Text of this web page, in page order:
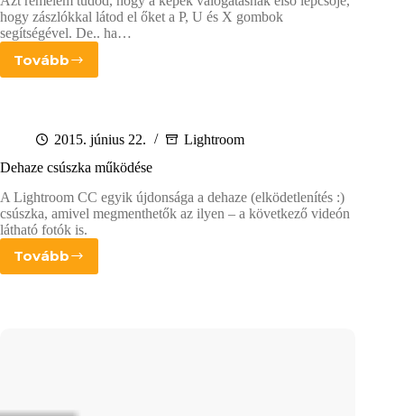
hogy zászlókkal látod el őket a P, U és X gombok
segítségével. De.. ha…
Tovább
Tipp
kiválogatásához
Lightroom
2015. június 22.
Lightroom
Dehaze csúszka működése
A Lightroom CC egyik újdonsága a dehaze (elködetlenítés :)
csúszka, amivel megmenthetők az ilyen – a következő videón
látható fotók is.
TovábbDehaze